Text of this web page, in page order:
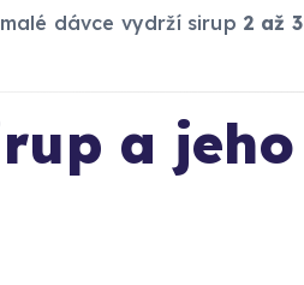
dávce vydrží sirup 2 až 3
a jeho